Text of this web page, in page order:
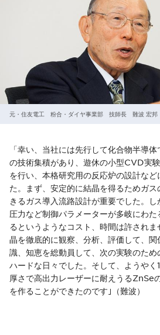
元・住友電工 粉合・ダイヤ事業部 技師長 難波 宏邦
「幸い、当社には先行して化合物半導
の技術集積があり、遊休の小型CVD実
を行い、本格研究用の反応炉の設計な
た。まず、安定的に結晶を得るためガ
きるガス導入流路設計が重要でした。
圧力など制御パラメーターが多岐にわ
るというようなコスト、時間は許され
晶を徹底的に観察、分析、評価して、
識、知恵を総動員して、次の実験のた
ハードな日々でした。そして、ようや
厚さで高出力レーザーに耐えうるZnSe
を作ることができたのです｣（難波）